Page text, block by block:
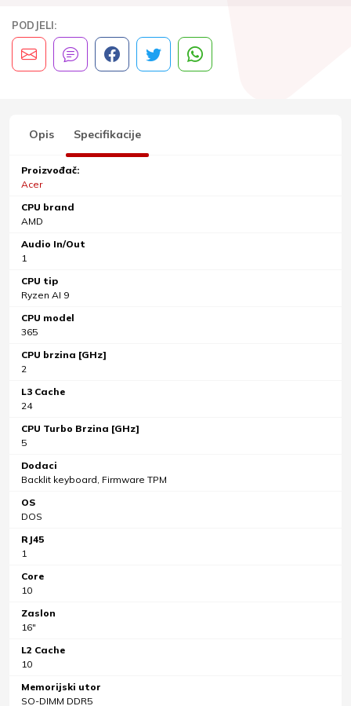
PODJELI:
Opis Specifikacije
Proizvođač:
Acer
CPU brand
AMD
Audio In/Out
1
CPU tip
Ryzen AI 9
CPU model
365
CPU brzina [GHz]
2
L3 Cache
24
CPU Turbo Brzina [GHz]
5
Dodaci
Backlit keyboard, Firmware TPM
OS
DOS
RJ45
1
Core
10
Zaslon
16"
L2 Cache
10
Memorijski utor
SO-DIMM DDR5